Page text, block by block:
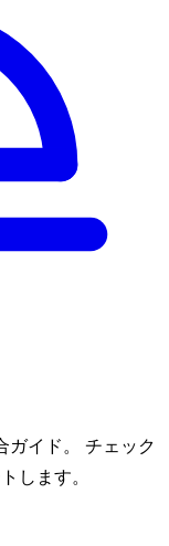
ガイド。 チェック
します。